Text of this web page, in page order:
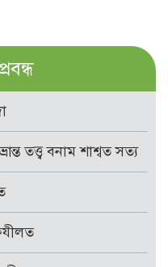
তত্ত্ব বনাম শাশ্বত সত্য